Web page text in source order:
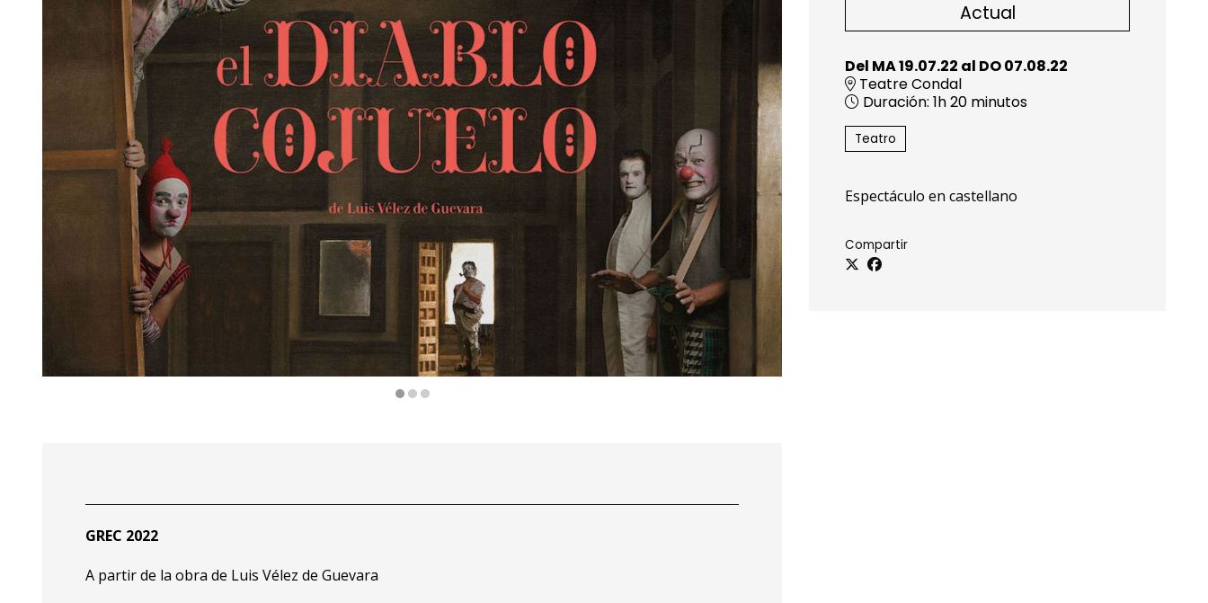
Actual
Del MA 19.07.22 al DO 07.08.22
Teatre Condal
Duración: 1h 20 minutos
Teatro
Espectáculo en castellano
Compartir
GREC 2022
A partir de la obra de Luis Vélez de Guevara